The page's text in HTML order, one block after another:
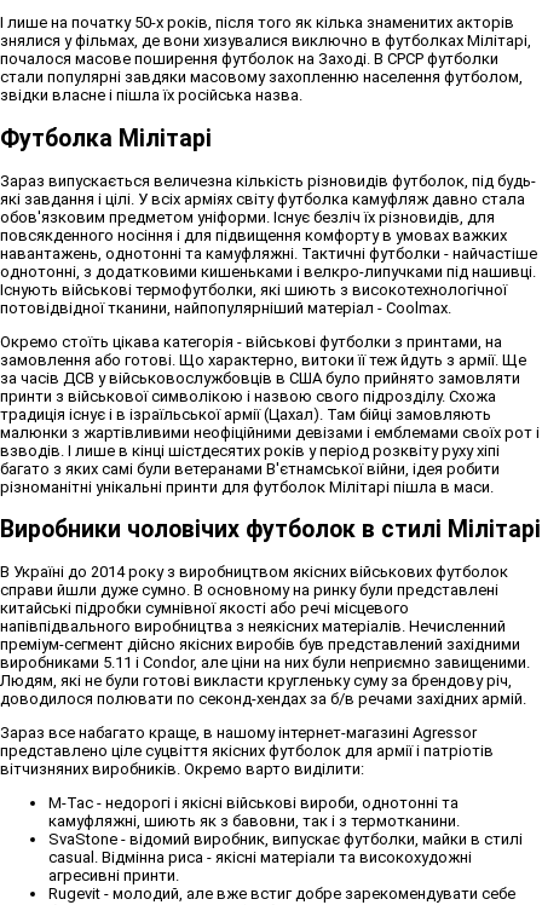
І лише на початку 50-х років, після того як кілька знаменитих акторів
знялися у фільмах, де вони хизувалися виключно в футболках Мілітарі,
почалося масове поширення футболок на Заході. В СРСР футболки
стали популярні завдяки масовому захопленню населення футболом,
звідки власне і пішла їх російська назва.
Футболка Мілітарі
Зараз випускається величезна кількість різновидів футболок, під будь-
які завдання і цілі. У всіх арміях світу футболка камуфляж давно стала
обов'язковим предметом уніформи. Існує безліч їх різновидів, для
повсякденного носіння і для підвищення комфорту в умовах важких
навантажень, однотонні та камуфляжні. Тактичні футболки - найчастіше
однотонні, з додатковими кишеньками і велкро-липучками під нашивці.
Існують військові термофутболки, які шиють з високотехнологічної
потовідвідної тканини, найпопулярніший матеріал - Coolmax.
Окремо стоїть цікава категорія - військові футболки з принтами, на
замовлення або готові. Що характерно, витоки її теж йдуть з армії. Ще
за часів ДСВ у військовослужбовців в США було прийнято замовляти
принти з військової символікою і назвою свого підрозділу. Схожа
традиція існує і в ізраїльської армії (Цахал). Там бійці замовляють
малюнки з жартівливими неофіційними девізами і емблемами своїх рот і
взводів. І лише в кінці шістдесятих років у період розквіту руху хіпі
багато з яких самі були ветеранами В'єтнамської війни, ідея робити
різноманітні унікальні принти для футболок Мілітарі пішла в маси.
Виробники чоловічих футболок в стилі Мілітарі
В Україні до 2014 року з виробництвом якісних військових футболок
справи йшли дуже сумно. В основному на ринку були представлені
китайські підробки сумнівної якості або речі місцевого
напівпідвального виробництва з неякісних матеріалів. Нечисленний
преміум-сегмент дійсно якісних виробів був представлений західними
виробниками 5.11 і Condor, але ціни на них були неприємно завищеними.
Людям, які не були готові викласти кругленьку суму за брендову річ,
доводилося полювати по секонд-хендах за б/в речами західних армій.
Зараз все набагато краще, в нашому інтернет-магазині Agressor
представлено ціле суцвіття якісних футболок для армії і патріотів
вітчизняних виробників. Окремо варто виділити:
M-Tac - недорогі і якісні військові вироби, однотонні та
камуфляжні, шиють як з бавовни, так і з термотканини.
SvaStone - відомий виробник, випускає футболки, майки в стилі
casual. Відмінна риса - якісні матеріали та високохудожні
агресивні принти.
Rugevit - молодий, але вже встиг добре зарекомендувати себе